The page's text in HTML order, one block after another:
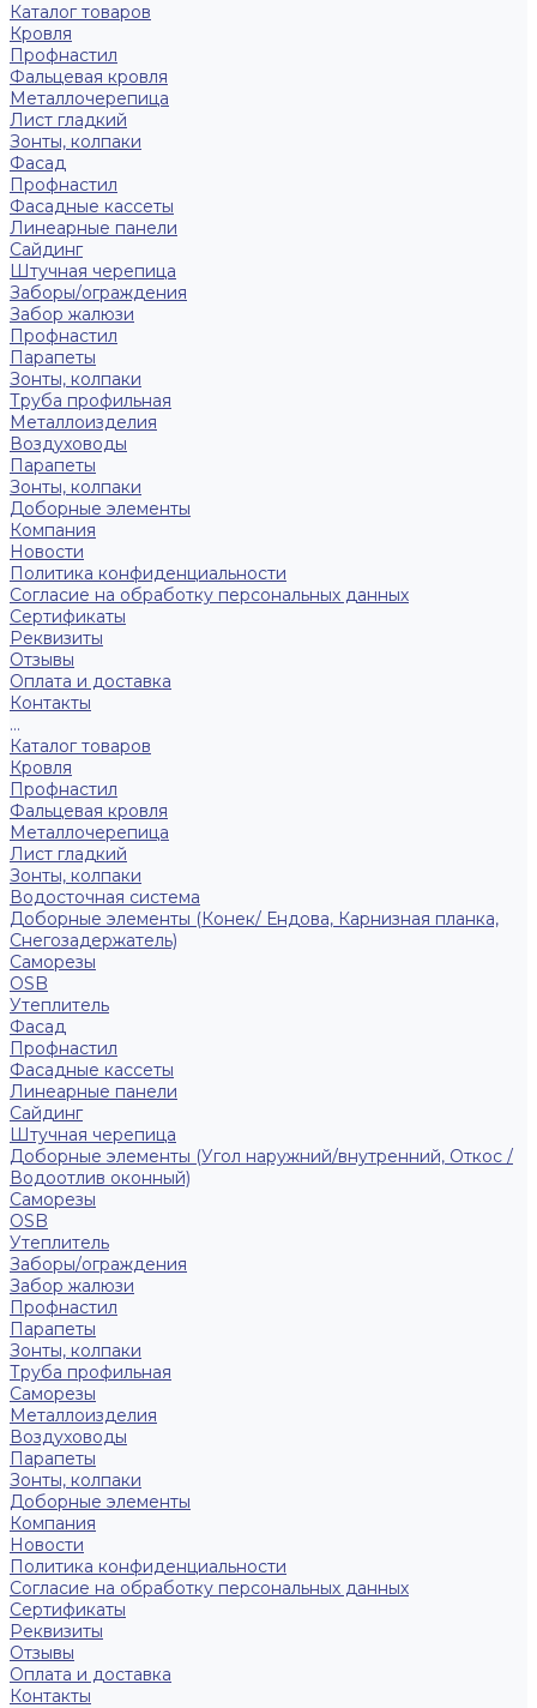
Каталог товаров
Кровля
Профнастил
Фальцевая кровля
Металлочерепица
Лист гладкий
Зонты, колпаки
Фасад
Профнастил
Фасадные кассеты
Линеарные панели
Сайдинг
Штучная черепица
Заборы/ограждения
Забор жалюзи
Профнастил
Парапеты
Зонты, колпаки
Труба профильная
Металлоизделия
Воздуховоды
Парапеты
Зонты, колпаки
Доборные элементы
Компания
Новости
Политика конфиденциальности
Согласие на обработку персональных данных
Сертификаты
Реквизиты
Отзывы
Оплата и доставка
Контакты
...
Каталог товаров
Кровля
Профнастил
Фальцевая кровля
Металлочерепица
Лист гладкий
Зонты, колпаки
Водосточная система
Доборные элементы (Конек/ Ендова, Карнизная планка,
Снегозадержатель)
Саморезы
ОSB
Утеплитель
Фасад
Профнастил
Фасадные кассеты
Линеарные панели
Сайдинг
Штучная черепица
Доборные элементы (Угол наружний/внутренний, Откос /
Водоотлив оконный)
Саморезы
OSB
Утеплитель
Заборы/ограждения
Забор жалюзи
Профнастил
Парапеты
Зонты, колпаки
Труба профильная
Саморезы
Металлоизделия
Воздуховоды
Парапеты
Зонты, колпаки
Доборные элементы
Компания
Новости
Политика конфиденциальности
Согласие на обработку персональных данных
Сертификаты
Реквизиты
Отзывы
Оплата и доставка
Контакты